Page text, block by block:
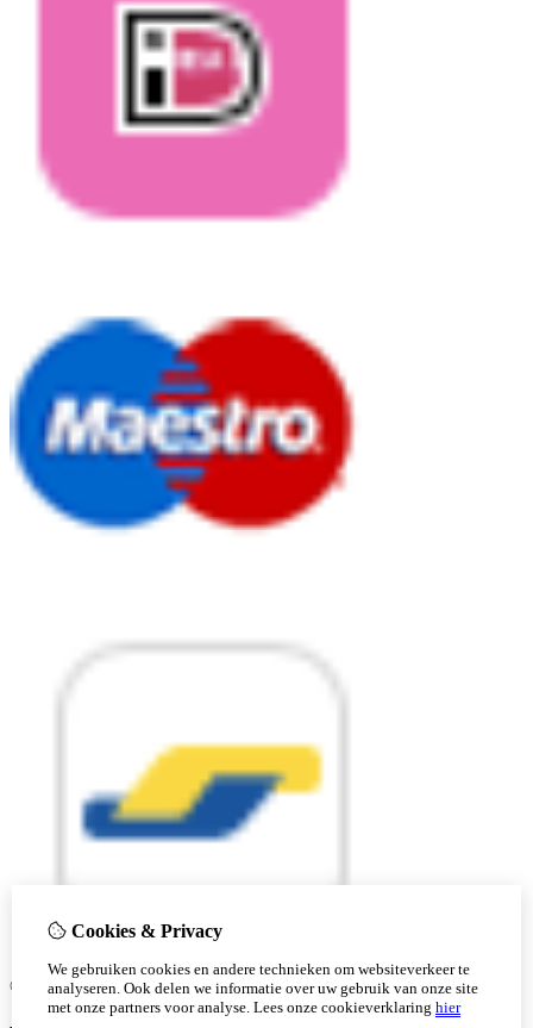
© Copyright 2026 |
Cookies & Privacy
We gebruiken cookies en andere technieken om websiteverkeer te
analyseren. Ook delen we informatie over uw gebruik van onze site
met onze partners voor analyse. Lees onze cookieverklaring hier